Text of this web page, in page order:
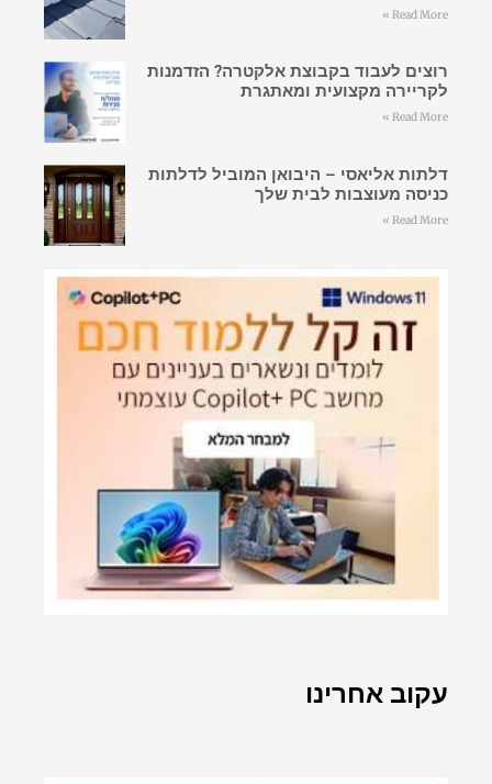
Read More »
רוצים לעבוד בקבוצת אלקטרה? הזדמנות
לקריירה מקצועית ומאתגרת
Read More »
דלתות אליאסי – היבואן המוביל לדלתות
כניסה מעוצבות לבית שלך
Read More »
עקוב אחרינו